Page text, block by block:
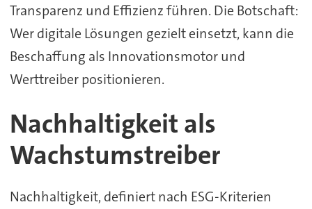
Transparenz und Effizienz führen. Die Botschaft:
Wer digitale Lösungen gezielt einsetzt, kann die
Beschaffung als Innovationsmotor und
Werttreiber positionieren.
Nachhaltigkeit als
Wachstumstreiber
Nachhaltigkeit, definiert nach ESG-Kriterien